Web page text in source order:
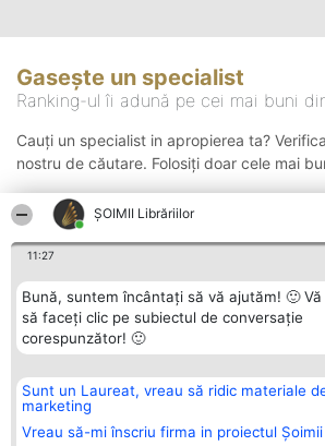
ȘOIMII Librăriilor
11:27
Bună, suntem încântați să vă ajutăm! 🙂 Vă
să faceți clic pe subiectul de conversație
corespunzător! 🙂
Sunt un Laureat, vreau să ridic materiale
marketing
Vreau să-mi înscriu firma in proiectul Șoimii
Gasește un specialist
Ranking-ul îi adună pe cei mai buni
Cauți un specialist in apropierea ta?
nostru de căutare. Folosiți doar cele mai
Organizator Ranking
BRIGHT SOLUTIONS BR SRL
Aleea Timisul De Sus 2 Bl. A30
Sc. A Et. 4 Ap. 13 Cod 061952
Plebiscyt
Lista Tuturor
Laureaților